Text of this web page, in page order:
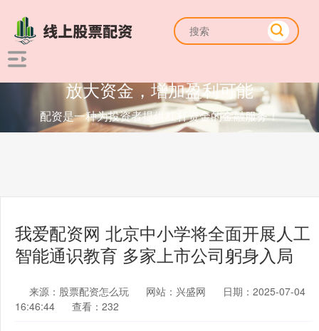
放大资金，增加盈利可能
配资是一种为投资者提供杠杆资金的金融服务！
我爱配资网 北京中小学将全面开展人工
智能通识教育 多家上市公司躬身入局
来源：股票配资怎么玩 网站：兴盛网
日期：2025-07-04
16:46:44
查看：232